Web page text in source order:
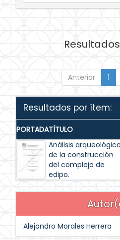
Resultados
Anterior 1
Resultados por ítem:
PORTADATÍTULO
Análisis arqueológico
de la construcción
del complejo de
edipo.
Alejandro Morales Herrera